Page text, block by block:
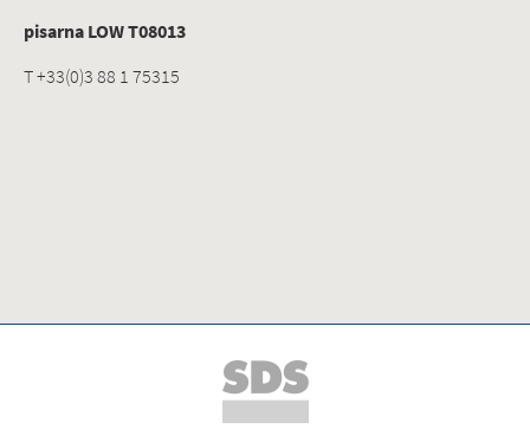
pisarna LOW T08013
T +33(0)3 88 1 75315